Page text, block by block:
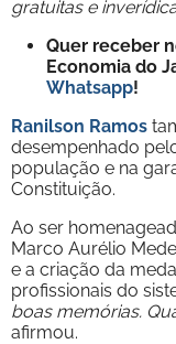
gratuitas e
Quer receber
Economia do
Whatsapp!
Ranilson Ramos
desempenhado
população e na
Constituição.
Ao ser
Marco Aurélio
e a criação da
profissionais do
boas memórias.
afirmou.